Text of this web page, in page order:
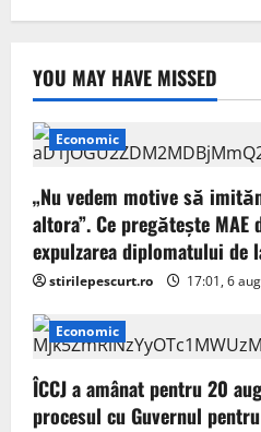
YOU MAY HAVE MISSED
Economic
„Nu vedem motive să
altora”. Ce pregătește MAE
expulzarea diplomatului de
stirilepescurt.ro 17:01, 6
Economic
ÎCCJ a amânat pentru 20
procesul cu Guvernul